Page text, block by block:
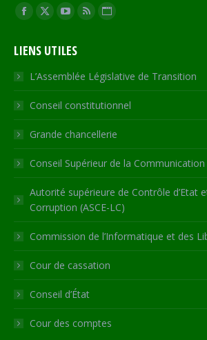
Trouvez nous sur :
Facebook
opens
in
new
window
X
opens
in
new
window
YouTube
opens
in
new
window
RSS
in
new
window
Site
opens
in
new
LIENS UTILES
L’Assemblée Législative de Transition
Conseil constitutionnel
Grande chancellerie
Conseil Supérieur de la Communication
Autorité supérieure de Contrôle d’Etat
Corruption (ASCE-LC)
Commission de l’Informatique et des
Cour de cassation
Conseil d’État
Cour des comptes